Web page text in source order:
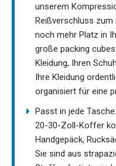
unserem
Reißverschluss
noch mehr Platz in
große packing
Kleidung, Ihren
Ihre Kleidung
organisiert für eine
Passt in jede
20-30-Zoll-Koffer
Handgepäck,
Sie sind aus